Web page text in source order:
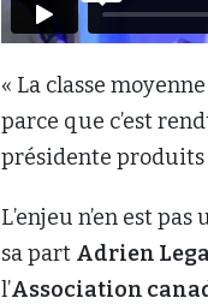
« La classe
parce que c’est
présidente
L’enjeu n’en est
sa part Adrien
l’Association